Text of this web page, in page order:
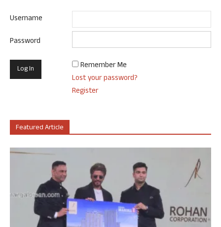
Username
Password
Remember Me
Lost your password?
Register
Featured Article